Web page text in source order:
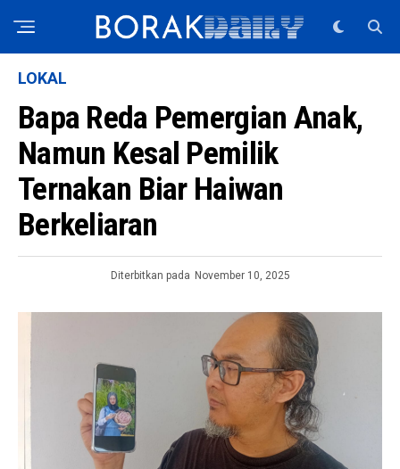
LOKAL
Bapa Reda Pemergian Anak,
Namun Kesal Pemilik
Ternakan Biar Haiwan
Berkeliaran
Diterbitkan pada November 10, 2025